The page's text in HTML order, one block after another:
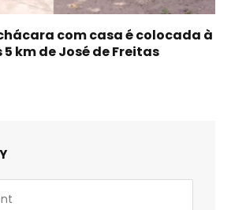
com casa é colocada à
km de José de Freitas